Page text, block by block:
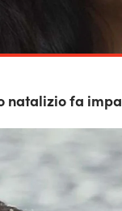
natalizio fa